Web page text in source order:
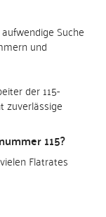
Suche
und
der 115-
zuverlässige
115?
Flatrates